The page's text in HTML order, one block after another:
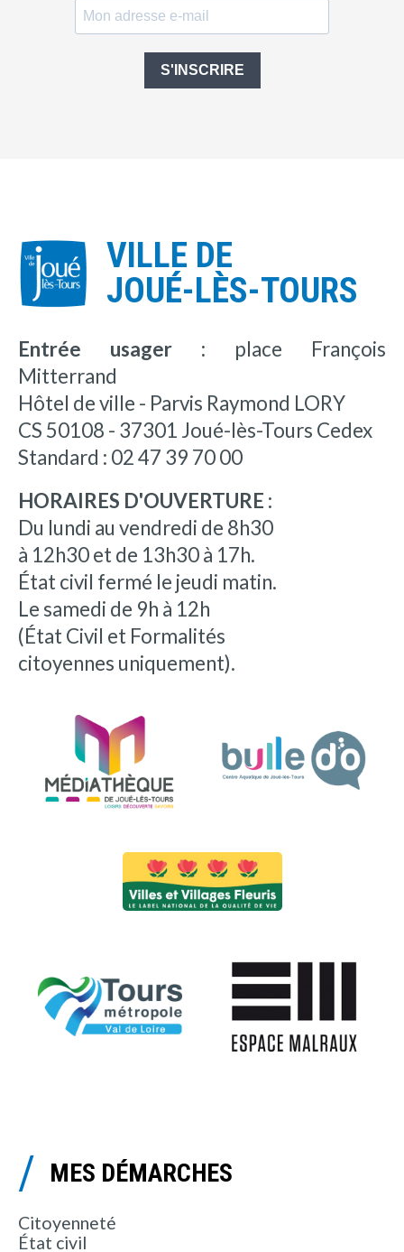
S'INSCRIRE
VILLE DE
JOUÉ-LÈS-TOURS
Entrée usager : place François
Mitterrand
Hôtel de ville - Parvis Raymond LORY
CS 50108 - 37301 Joué-lès-Tours Cedex
Standard : 02 47 39 70 00
HORAIRES D'OUVERTURE :
Du lundi au vendredi de 8h30
à 12h30 et de 13h30 à 17h.
État civil fermé le jeudi matin.
Le samedi de 9h à 12h
(État Civil et Formalités
citoyennes uniquement).
MES DÉMARCHES
Citoyenneté
État civil